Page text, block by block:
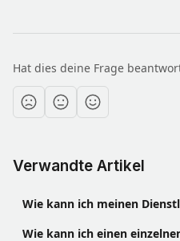
Hat dies deine Frage
Verwandte Artikel
Wie kann ich meinen
Wie kann ich einen